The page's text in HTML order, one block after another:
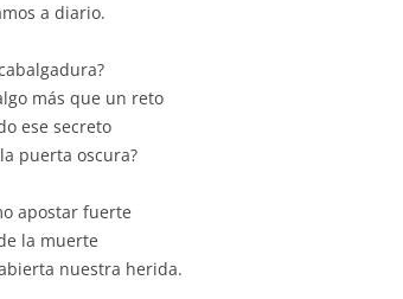
a diario.
más que un reto
ese secreto
puerta oscura?
apostar fuerte
la muerte
nuestra herida.